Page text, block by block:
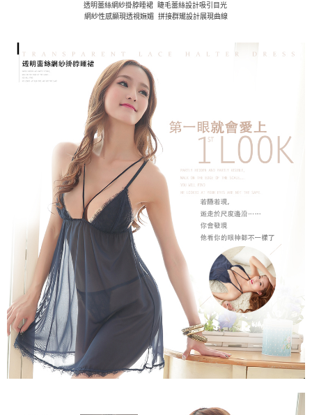
透明蕾絲網紗掛脖睡裙 睫毛蕾絲設計吸引目光
網紗性感顯現透視嫵媚 拼接群矲設計展現曲線